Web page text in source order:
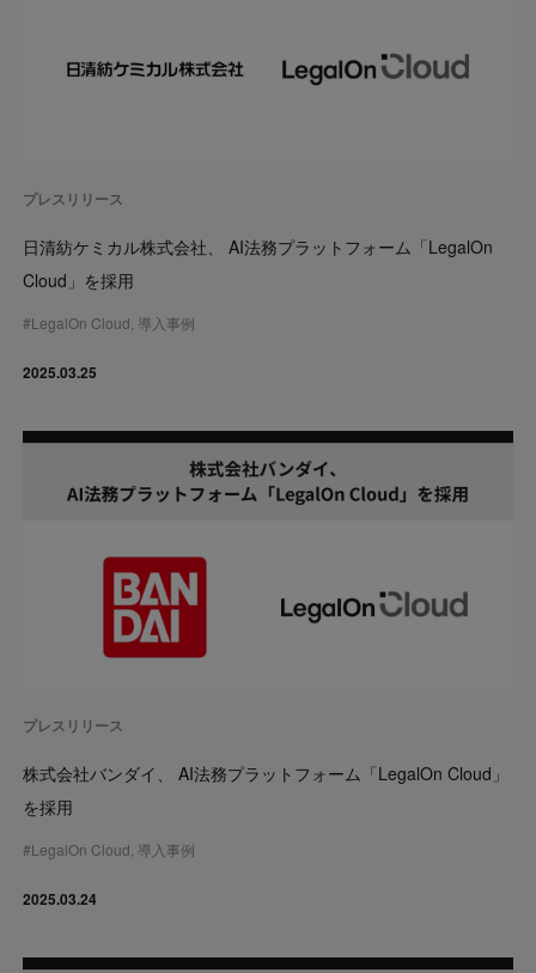
プレスリリース
日清紡ケミカル株式会社、 AI法務プラットフォーム「LegalOn
Cloud」を採用
#LegalOn Cloud 導入事例
2025.03.25
プレスリリース
株式会社バンダイ、 AI法務プラットフォーム「LegalOn Cloud」
を採用
#LegalOn Cloud 導入事例
2025.03.24